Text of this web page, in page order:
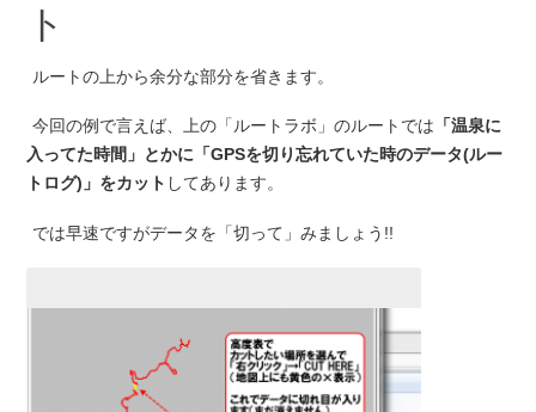
ト
ルートの上から余分な部分を省きます。
今回の例で言えば、上の「ルートラボ」のルートでは 「温泉に
入ってた時間」とかに「GPSを切り忘れていた時のデータ(ルー
トログ)」をカット してあります。
では早速ですがデータを「切って」みましょう!!